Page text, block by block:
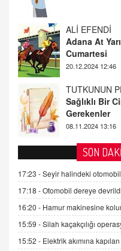
TUTKUNUN
Sağlıklı Bir
Gerekenler
08.11.2024 13:16
FARUK
Tezkere
2 Kasım 2021 Salı
AV. DOĞAN
Kişisel
gelişimi
SEHER EREK
Kış Ayları
9.12.2025 10:11
SON
17:23 -Seyir halindeki
17:18 -Otomobil dereye
16:20 - Hamur makinesine
15:59 -Silah kaçakçılığı
15:52 - Elektrik akımına